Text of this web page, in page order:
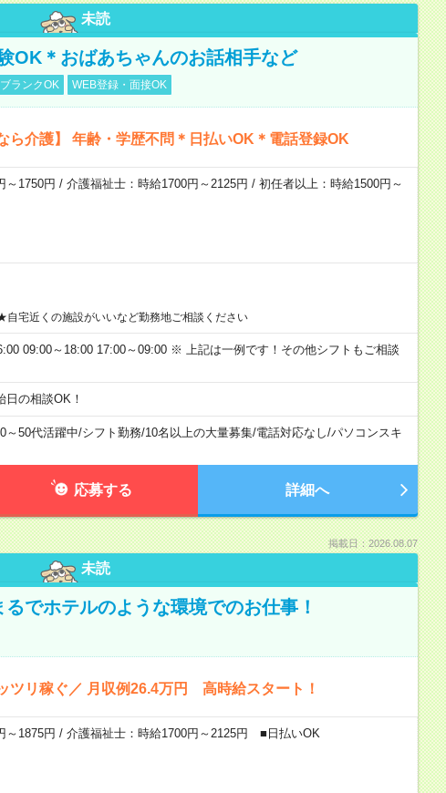
未読
OK＊おばあちゃんのお話相手など
ブランクOK WEB登録・面接OK
ら介護】 年齢・学歴不問＊日払いOK＊電話登録OK
～1750円 / 介護福祉士：時給1700円～2125円 / 初任者以上：時給1500円～
宅近くの施設がいいなど勤務地ご相談ください
09:00～18:00 17:00～09:00 ※ 上記は一例です！その他シフトもご相談
の相談OK！
～50代活躍中/シフト勤務/10名以上の大量募集/電話対応なし/パソコンスキ
応募する 詳細へ
掲載日：2026.08.07
未読
るでホテルのような環境でのお仕事！
ツリ稼ぐ／ 月収例26.4万円 高時給スタート！
～1875円 / 介護福祉士：時給1700円～2125円 ■日払いOK